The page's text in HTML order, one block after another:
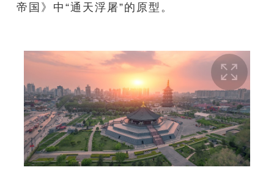
帝国》中“通天浮屠”的原型。